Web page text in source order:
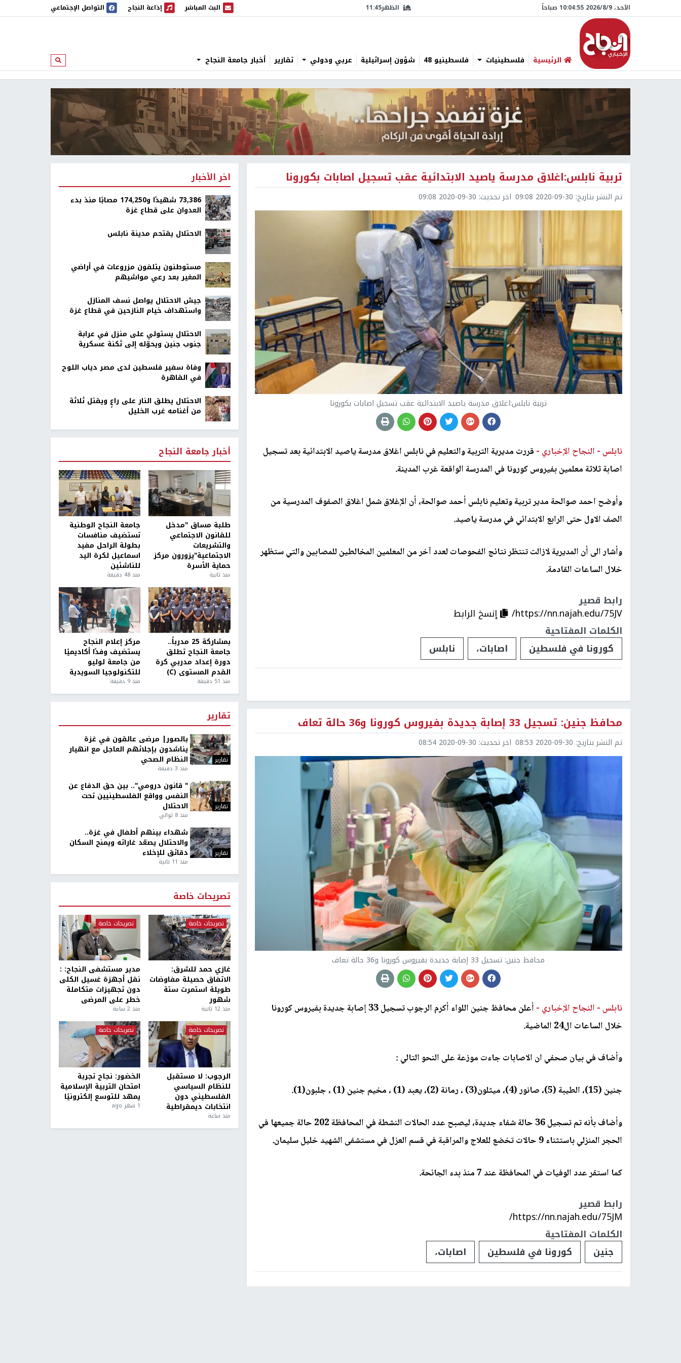
الأحد، 9/‏8/‏2026 10:04:56 صباحاً الظهر11:45 البث المباشر
البث المباشر إذاعة النجاح
إذاعة النجاح التواصل الإجتماعي
الرئيسية فلسطينيات فلسطينيو 48 شؤون إسرائيلية عربي ودولي تقارير أخبار جامعة النجاح ابحث
تربية نابلس:اغلاق مدرسة ياصيد الابتدائية عقب تسجيل اصابات بكورونا
تم النشر بتاريخ: 2020-09-30 09:08 اخر تحديث: 2020-09-30 09:08
تربية نابلس:اغلاق مدرسة ياصيد الابتدائية عقب تسجيل اصابات بكورونا
نابلس - النجاح الإخباري - قررت مديرية التربية والتعليم في نابلس اغلاق مدرسة ياصيد الابتدائية بعد تسجيل
اصابة ثلاثة معلمين بفيروس كورونا في المدرسة الواقعة غرب المدينة.
وأوضح احمد صوالحة مدير تربية وتعليم نابلس أحمد صوالحة، أن الإغلاق شمل اغلاق الصفوف المدرسية من
الصف الاول حتى الرابع الابتدائي في مدرسة ياصيد.
وأشار الى أن المديرية لازالت تنتظر نتائج الفحوصات لعدد آخر من المعلمين المخالطين للمصابين والتي ستظهر
خلال الساعات القادمة.
رابط قصير
https://nn.najah.edu/75JV/
إنسخ الرابط
الكلمات المفتاحية
كورونا في فلسطين
اصابات، نابلس
محافظ جنين: تسجيل 33 إصابة جديدة بفيروس كورونا و36 حالة تعاف
تم النشر بتاريخ: 2020-09-30 08:53 اخر تحديث: 2020-09-30 08:54
محافظ جنين: تسجيل 33 إصابة جديدة بفيروس كورونا و36 حالة تعاف
نابلس - النجاح الإخباري -
أعلن محافظ جنين اللواء أكرم الرجوب تسجيل 33 إصابة جديدة بفيروس كورونا
خلال الساعات ال24 الماضية.
وأضاف في بيان صحفي ان الاصابات جاءت موزعة على النحو التالي :
جنين (15)، الطيبة (5)، صانور (4)، ميثلون(3) ، رمانة (2)، يعبد (1) ، مخيم جنين (1) ، جلبون(1).
وأضاف بأنه تم تسجيل 36 حالة شفاء جديدة، ليصبح عدد الحالات النشطة في المحافظة 202 حالة جميعها في
الحجر المنزلي باستثناء 9 حالات تخضع للعلاج والمراقبة في قسم العزل في مستشفى الشهيد خليل سليمان.
كما استقر عدد الوفيات في المحافظة عند 7 منذ بدء الجائحة.
رابط قصير
https://nn.najah.edu/75JM/
الكلمات المفتاحية
جنين
كورونا في فلسطين اصابات،
اخر الأخبار
73,386 شهيدًا و174,250 مصابًا منذ بدء
العدوان على قطاع غزة
الاحتلال يقتحم مدينة نابلس
مستوطنون يتلفون مزروعات في أراضي
المغير بعد رعي مواشيهم
جيش الاحتلال يواصل نسف المنازل
واستهداف خيام النازحين في قطاع غزة
الاحتلال يستولي على منزل في عرابة
جنوب جنين ويحوّله إلى ثكنة عسكرية
وفاة سفير فلسطين لدى مصر دياب اللوح
في القاهرة
الاحتلال يطلق النار على راعٍ ويقتل ثلاثة
من أغنامه غرب الخليل
أخبار جامعة النجاح
طلبة مساق "مدخل
للقانون الاجتماعي
والتشريعات
الاجتماعية"يزورون مركز
حماية الأسرة
منذ ثانية
جامعة النجاح الوطنية
تستضيف منافسات
بطولة الراحل مفيد
اسماعيل لكرة اليد
للناشئين
منذ 48 دقيقة
بمشاركة 25 مدرباً..
جامعة النجاح تطلق
دورة إعداد مدربي كرة
القدم المستوى (C)
منذ 51 دقيقة
مركز إعلام النجاح
يستضيف وفدًا أكاديميًا
من جامعة لوليو
للتكنولوجيا السويدية
منذ 9 دقيقة
تقارير
تقارير
بالصور| مرضى عالقون في غزة
يناشدون بإجلائهم العاجل مع انهيار
النظام الصحي
منذ 3 دقيقة
تقارير
" قانون درومي".. بين حق الدفاع عن
النفس وواقع الفلسطينيين تحت
الاحتلال
منذ 8 ثواني
تقارير
شهداء بينهم أطفال في غزة..
والاحتلال يصعّد غاراته ويمنح السكان
دقائق للإخلاء
منذ 11 ثانية
تصريحات خاصة
تصريحات خاصة
غازي حمد للشرق:
الاتفاق حصيلة مفاوضات
طويلة استمرت ستة
شهور
منذ 12 ثانية
تصريحات خاصة
مدير مستشفى النجاح: :
نقل أجهزة غسيل الكلى
دون تجهيزات متكاملة
خطر على المرضى
منذ 2 ساعة
تصريحات خاصة
الرجوب: لا مستقبل
للنظام السياسي
الفلسطيني دون
انتخابات ديمقراطية
منذ ساعة
تصريحات خاصة
الخضور: نجاح تجربة
امتحان التربية الإسلامية
يمهد للتوسع إلكترونيًا
1 شهر ago